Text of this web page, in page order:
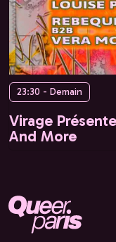
23:30 - Demain
Virage
And More